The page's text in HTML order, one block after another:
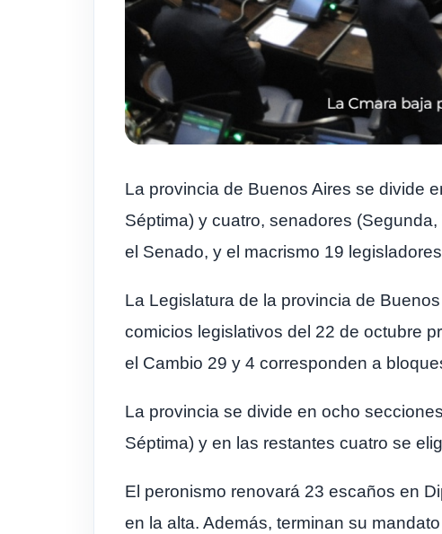
La provincia de Buenos Aires se divide
Séptima) y cuatro, senadores
el Senado, y el macrismo 19
La Legislatura de la provincia de
comicios legislativos del 22 de octubre
el Cambio 29 y 4 corresponden a
La provincia se divide en ocho
Séptima) y en las restantes cuatro se
El peronismo renovará 23 escaños en
en la alta. Además, terminan su